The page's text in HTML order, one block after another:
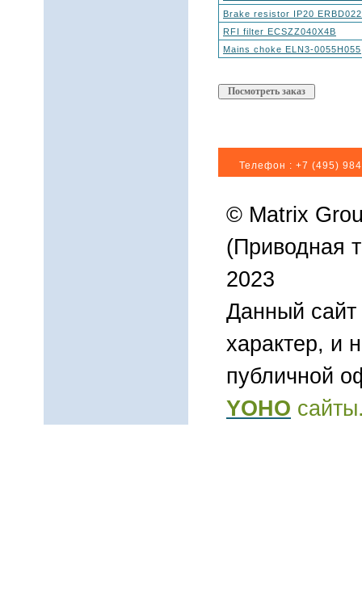
Brake resistor IP20
RFI filter ECSZZ040X4B
Mains choke ELN3-0055H055
Телефон : +7 (495)
© Matrix
(Приводная
2023
Данный
характер, и
публичной
YOHO